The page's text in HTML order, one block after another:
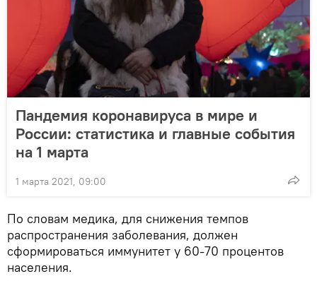
Пандемия коронавируса в мире и
России: статистика и главные события
на 1 марта
1 марта 2021, 09:00
По словам медика, для снижения темпов
распространения заболевания, должен
сформироваться иммунитет у 60-70 процентов
населения.